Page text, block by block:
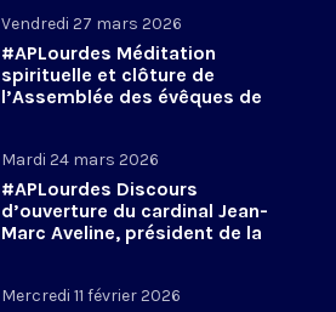
Vendredi 27 mars 2026
#APLourdes Méditation
spirituelle et clôture de
l’Assemblée des évêques de
Mardi 24 mars 2026
#APLourdes Discours
d’ouverture du cardinal Jean-
Marc Aveline, président de la
Mercredi 11 février 2026